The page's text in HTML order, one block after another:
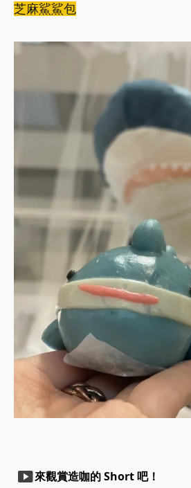
芝麻鯊鯊包
smart_display來觀賞造咖的 Short 吧！